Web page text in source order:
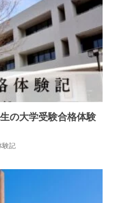
の大学受験合格体験
験記